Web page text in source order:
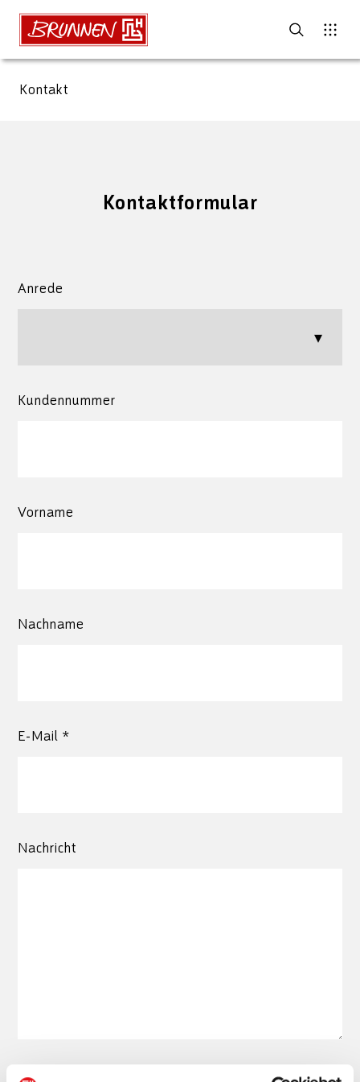
Kontakt
Kontaktformular
Anrede
▾
Kundennummer
Vorname
Nachname
E-Mail *
Nachricht